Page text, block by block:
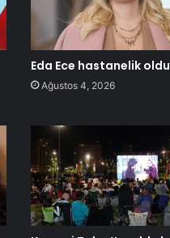
Eda Ece hastanelik oldu
Ağustos 4, 2026